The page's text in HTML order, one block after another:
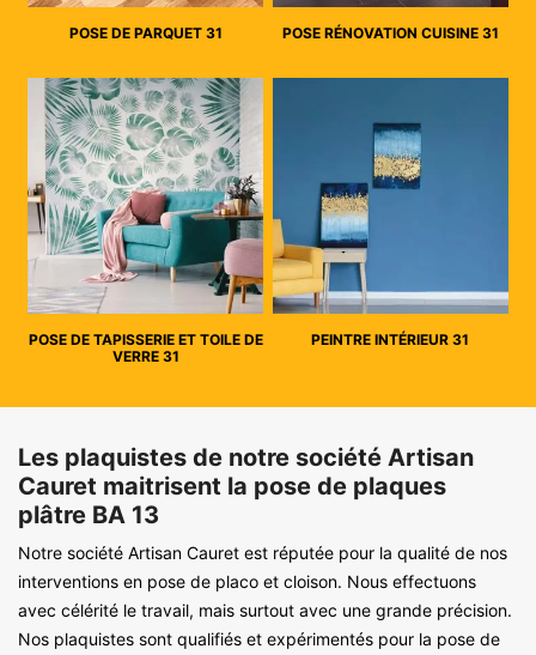
POSE DE PARQUET 31 POSE RÉNOVATION CUISINE 31
POSE DE TAPISSERIE ET TOILE DE
VERRE 31
PEINTRE INTÉRIEUR 31
Les plaquistes de notre société Artisan
Cauret maitrisent la pose de plaques
plâtre BA 13
Notre société Artisan Cauret est réputée pour la qualité de nos
interventions en pose de placo et cloison. Nous effectuons
avec célérité le travail, mais surtout avec une grande précision.
Nos plaquistes sont qualifiés et expérimentés pour la pose de